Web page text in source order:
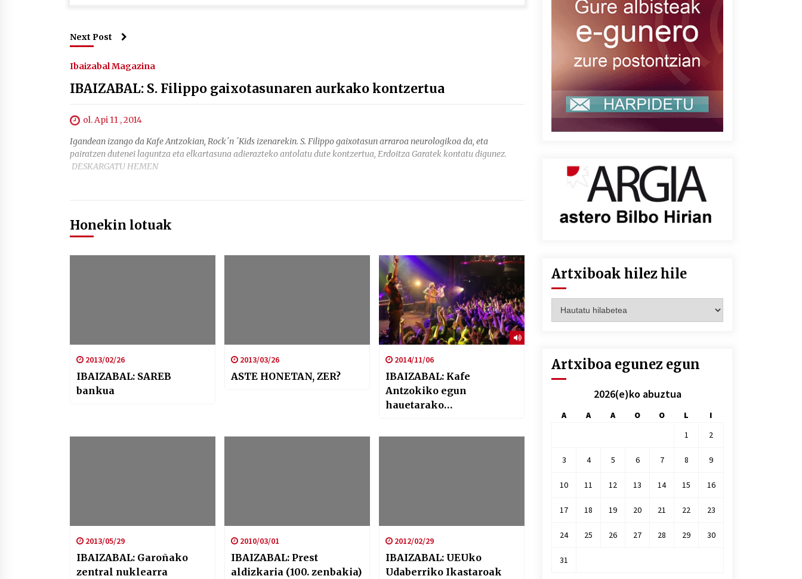
Next Post
Ibaizabal Magazina
IBAIZABAL: S. Filippo gaixotasunaren aurkako kontzertua
ol. Api 11 , 2014
Igandean izango da Kafe Antzokian, Rock´n ´Kids izenarekin. S. Filippo gaixotasun arraroa neurologikoa da, eta
pairatzen dutenei laguntza eta elkartasuna adierazteko antolatu dute kontzertua, Erdoitza Garatek kontatu digunez.
DESKARGATU HEMEN
Honekin lotuak
2013/02/26
IBAIZABAL: SAREB
bankua
2013/03/26
ASTE HONETAN, ZER?
2014/11/06
IBAIZABAL: Kafe
Antzokiko egun
hauetarako
2013/05/29
IBAIZABAL: Garoñako
zentral nuklearra
2010/03/01
IBAIZABAL: Prest
aldizkaria (100. zenbakia)
2012/02/29
IBAIZABAL: UEUko
Udaberriko Ikastaroak
Artxiboak hilez hile
hilez
Artxiboa egunez egun
2026(e)ko abuztua
A A A O O L
I
1
2
3 4 5 6 7 8 9
10 11 12 13 14 15 16
17 18 19 20 21 22 23
24 25 26 27 28 29 30
31